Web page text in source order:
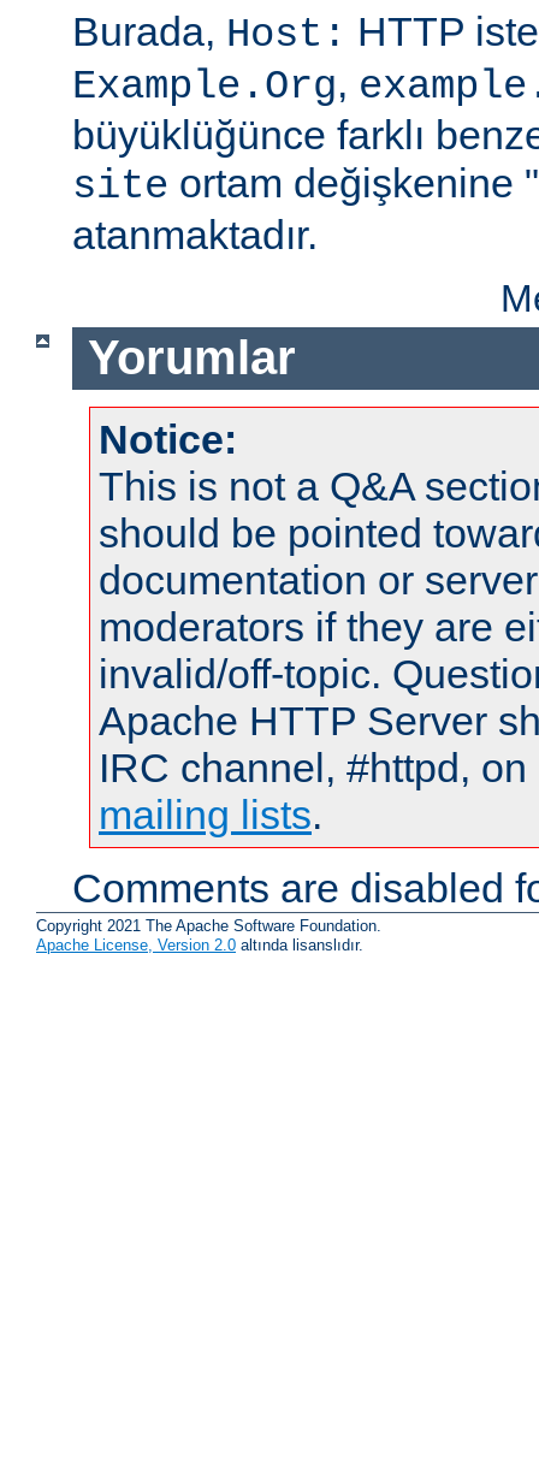
Burada, Host: HTTP
Example.Org,
büyüklüğünce farklı
site ortam değişkenine "
atanmaktadır.
Yorumlar
Notice:
This is not a Q&A
should be pointed
documentation or
moderators if they are
invalid/off-topic.
Apache HTTP Server
IRC channel, #httpd,
mailing lists.
Comments are disabled
Copyright 2021 The Apache Software Foundation.
Apache License, Version 2.0 altında lisanslıdır.